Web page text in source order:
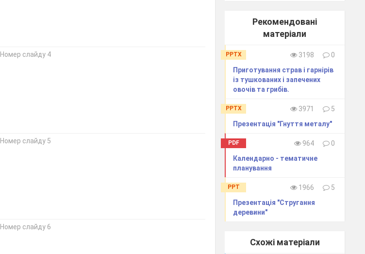
Номер слайду 4
Номер слайду 5
Номер слайду 6
Рекомендовані
матеріали
PPTX 3198
0
Приготування страв і гарнірів
із тушкованих і запечених
овочів та грибів.
PPTX 3971
5
Презентація "Гнуття металу"
PDF 964
0
Календарно - тематичне
планування
PPT 1966
5
Презентація "Стругання
деревини"
Схожі матеріали